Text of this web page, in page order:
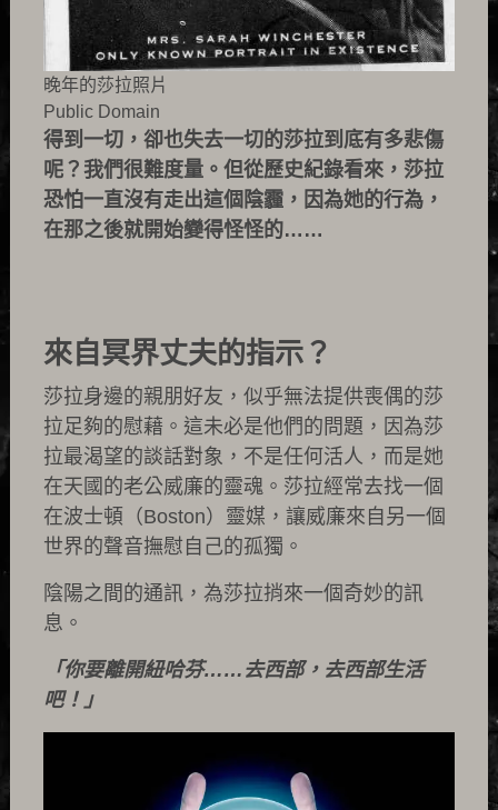
晚年的莎拉照片
Public Domain
得到一切，卻也失去一切的莎拉到底有多悲傷
呢？我們很難度量。但從歷史紀錄看來，莎拉
恐怕一直沒有走出這個陰霾，因為她的行為，
在那之後就開始變得怪怪的……
來自冥界丈夫的指示？
莎拉身邊的親朋好友，似乎無法提供喪偶的莎
拉足夠的慰藉。這未必是他們的問題，因為莎
拉最渴望的談話對象，不是任何活人，而是她
在天國的老公威廉的靈魂。莎拉經常去找一個
在波士頓（Boston）靈媒，讓威廉來自另一個
世界的聲音撫慰自己的孤獨。
陰陽之間的通訊，為莎拉捎來一個奇妙的訊
息。
「你要離開紐哈芬……去西部，去西部生活
吧！」